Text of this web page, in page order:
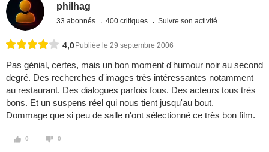
philhag
33 abonnés 400 critiques Suivre son activité
4,0 Publiée le 29 septembre 2006
Pas génial, certes, mais un bon moment d'humour noir au second
degré. Des recherches d'images très intéressantes notamment
au restaurant. Des dialogues parfois fous. Des acteurs tous très
bons. Et un suspens réel qui nous tient jusqu'au bout.
Dommage que si peu de salle n'ont sélectionné ce très bon film.
0 0